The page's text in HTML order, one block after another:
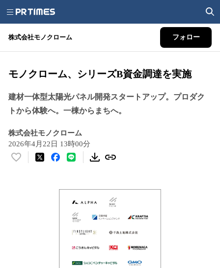
株式会社モノクローム フォロー
モノクローム、シリーズB資金調達を実施
建材一体型太陽光パネル開発スタートアップ。プロダク
トから体験へ。一棟からまちへ。
株式会社モノクローム
2026年4月22日 13時00分
い